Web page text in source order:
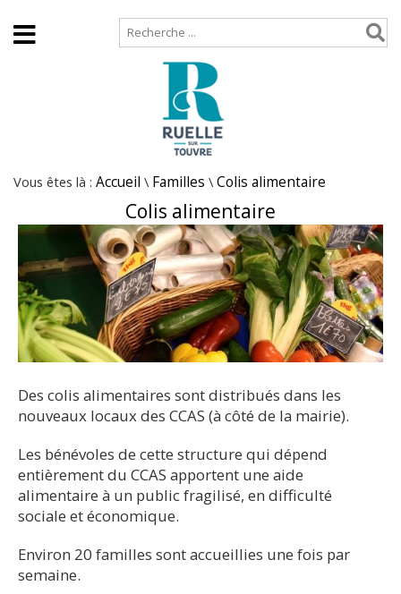
Vous êtes là : Accueil \ Familles \ Colis alimentaire
Colis alimentaire
Des colis alimentaires sont distribués dans les
nouveaux locaux des CCAS (à côté de la mairie).
Les bénévoles de cette structure qui dépend
entièrement du CCAS apportent une aide
alimentaire à un public fragilisé, en difficulté
sociale et économique.
Environ 20 familles sont accueillies une fois par
semaine.